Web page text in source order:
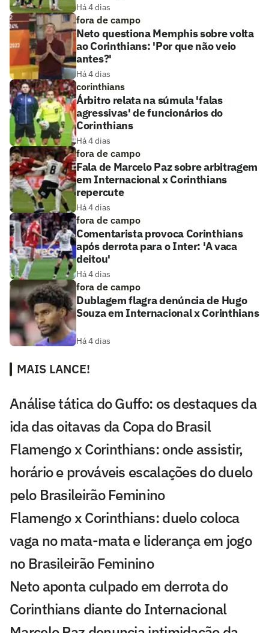
Há 4 dias
fora de campo
Neto questiona Memphis sobre volta
ao Corinthians: 'Por que não veio
antes?'
Há 4 dias
corinthians
Árbitro relata na súmula 'falas
agressivas' de funcionários do
Corinthians
Há 4 dias
fora de campo
Fala de Marcelo Paz sobre arbitragem
em Internacional x Corinthians
repercute
Há 4 dias
fora de campo
Comentarista provoca Corinthians
após derrota para o Inter: 'A vaca
deitou'
Há 4 dias
fora de campo
Dublagem flagra denúncia de Hugo
Souza em Internacional x Corinthians
Há 4 dias
MAIS LANCE!
Análise tática do Guffo: os destaques da
ida das oitavas da Copa do Brasil
Flamengo x Corinthians: onde assistir,
horário e prováveis escalações do duelo
pelo Brasileirão Feminino
Flamengo x Corinthians: duelo coloca
vaga no mata-mata e liderança em jogo
no Brasileirão Feminino
Neto aponta culpado em derrota do
Corinthians diante do Internacional